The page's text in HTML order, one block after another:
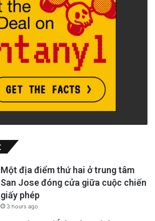
Một địa điểm thứ hai ở trung tâm
San Jose đóng cửa giữa cuộc chiến
giấy phép
3 hours ago